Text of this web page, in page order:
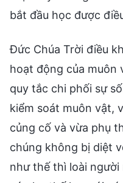
bắt đầu học được
Đức Chúa Trời điều
hoạt động của muôn
quy tắc chi phối sự
kiểm soát muôn vật,
củng cố và vừa phụ
chúng không bị diệt
như thế thì loài